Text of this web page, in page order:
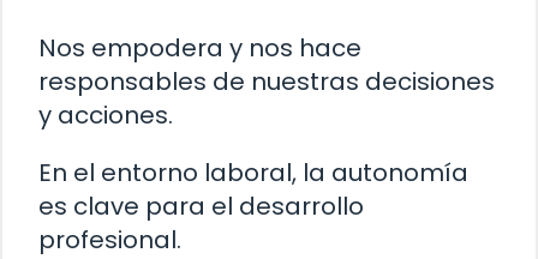
Nos empodera y nos hace
responsables de nuestras decisiones
y acciones.
En el entorno laboral, la autonomía
es clave para el desarrollo
profesional.